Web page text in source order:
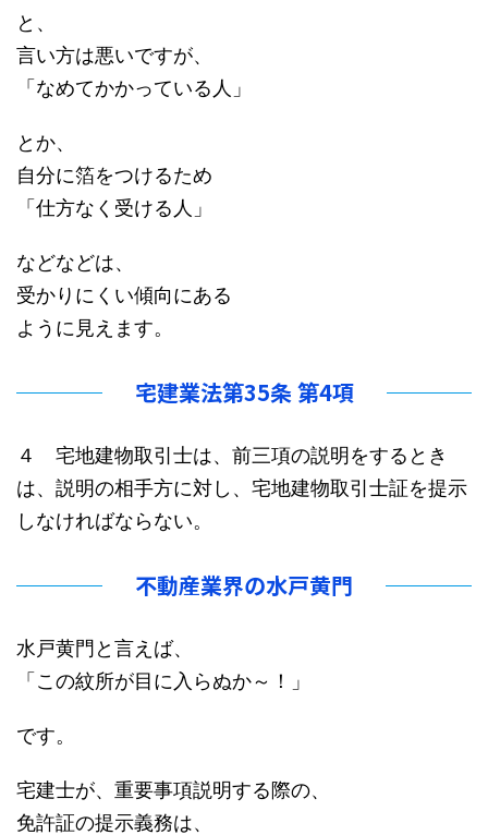
と、
言い方は悪いですが、
「なめてかかっている人」
とか、
自分に箔をつけるため
「仕方なく受ける人」
などなどは、
受かりにくい傾向にある
ように見えます。
宅建業法第35条 第4項
４ 宅地建物取引士は、 前三項の説明をするとき
は、 説明の相手方に対し 、 宅地建物取引士証を提示
しなければならない。
不動産業界の水戸黄門
水戸黄門と言えば、
「この紋所が目に入らぬか～！」
です。
宅建士が、重要事項説明する際の、
免許証の提示義務は、